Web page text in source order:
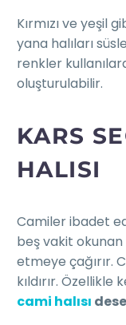
Kırmızı ve yeşil
yana halıları
renkler
oluşturulabilir.
KARS
HALISI
Camiler ibadet
beş vakit
etmeye çağırır.
kıldırır.
cami halısı